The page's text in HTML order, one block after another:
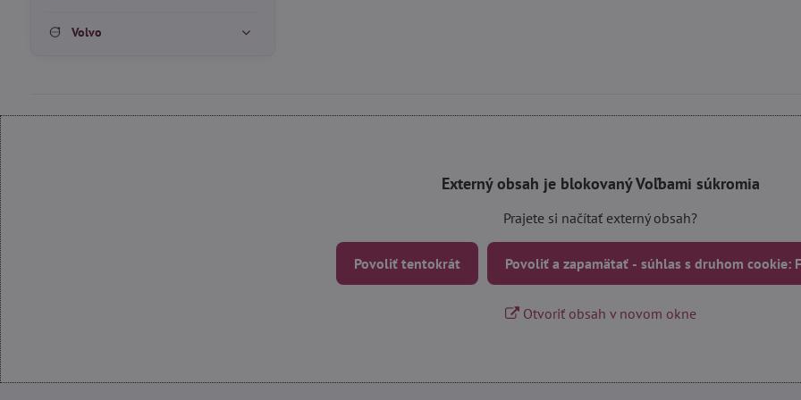
Volvo
Externý obsah je blokovaný Voľbami súkromia
Prajete si načítať externý obsah?
Povoliť tentokrát Povoliť a zapamätať - súhlas s druhom cookie:
Otvoriť obsah v novom okne